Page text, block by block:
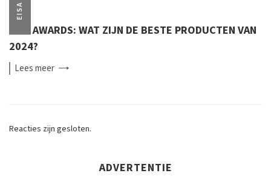
EISA
EISA AWARDS: WAT ZIJN DE BESTE PRODUCTEN VAN
2024?
Leesmeer
Reacties zijn gesloten.
ADVERTENTIE